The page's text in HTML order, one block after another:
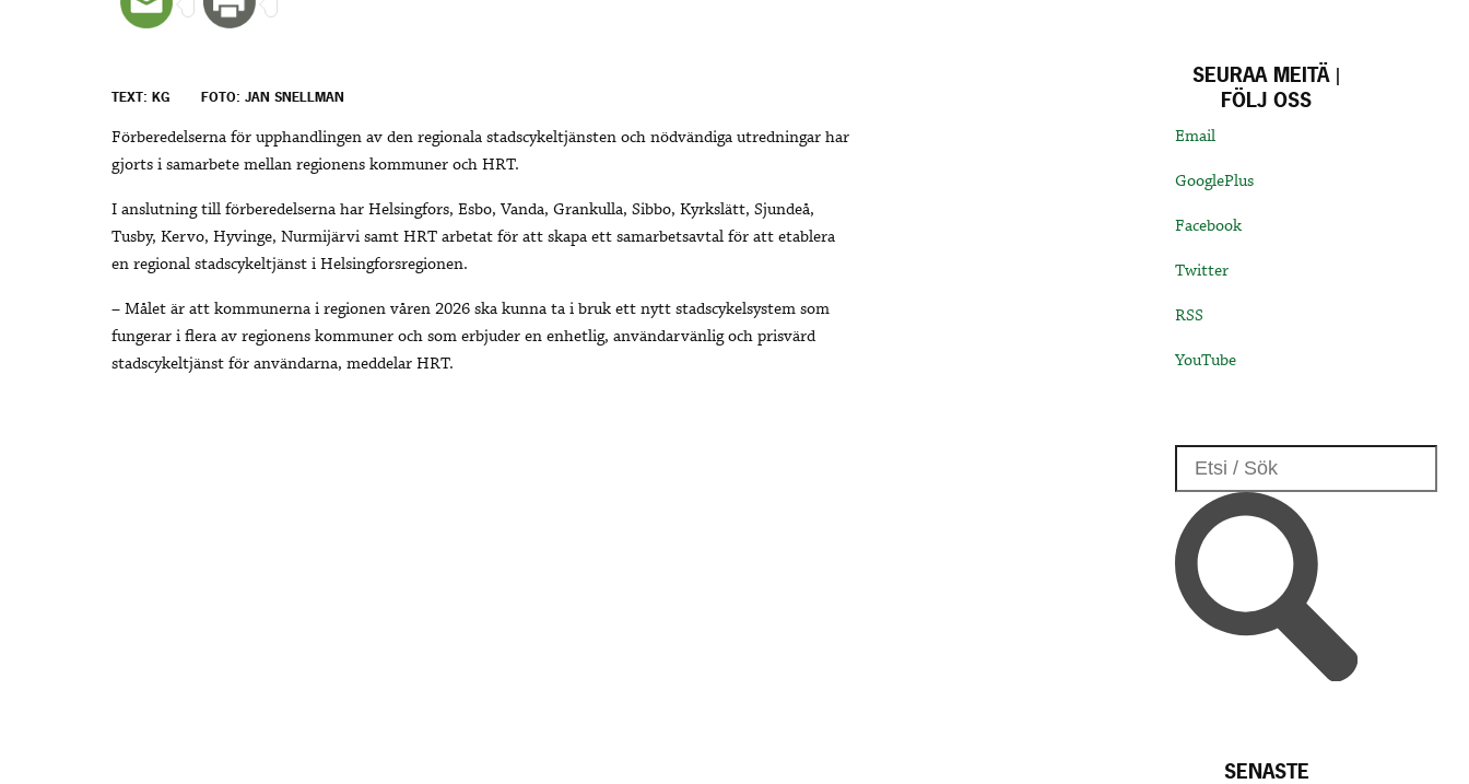
TEXT: KG FOTO: JAN SNELLMAN
Förberedelserna för upphandlingen av den regionala stadscykeltjänsten och nödvändiga utredningar har
gjorts i samarbete mellan regionens kommuner och HRT.
I anslutning till förberedelserna har Helsingfors, Esbo, Vanda, Grankulla, Sibbo, Kyrkslätt, Sjundeå,
Tusby, Kervo, Hyvinge, Nurmijärvi samt HRT arbetat för att skapa ett samarbetsavtal för att etablera
en regional stadscykeltjänst i Helsingforsregionen.
– Målet är att kommunerna i regionen våren 2026 ska kunna ta i bruk ett nytt stadscykelsystem som
fungerar i flera av regionens kommuner och som erbjuder en enhetlig, användarvänlig och prisvärd
stadscykeltjänst för användarna, meddelar HRT.
SEURAA MEITÄ |
FÖLJ OSS
Email
GooglePlus
Facebook
Twitter
RSS
YouTube
SENASTE